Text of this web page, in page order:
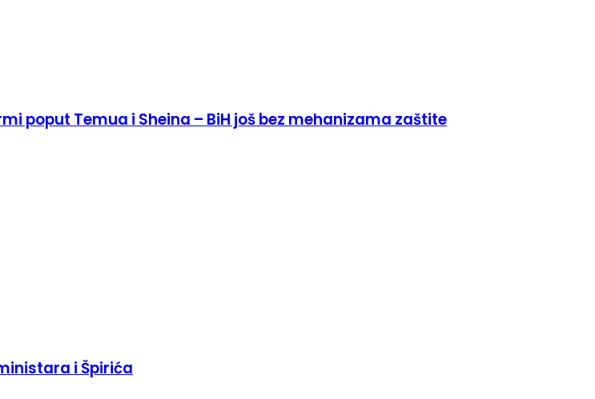
poput Temua i Sheina – BiH još bez mehanizama zaštite
i Špirića